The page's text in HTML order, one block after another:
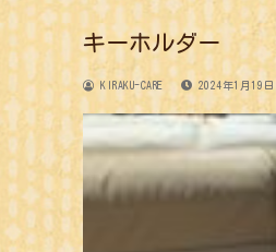
キーホルダー
KIRAKU-CARE 2024年1月19日